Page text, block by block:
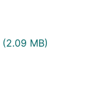
(2.09 MB)